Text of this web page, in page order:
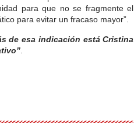
para que no se fragmente el
para evitar un fracaso mayor”.
de esa indicación está Cristina